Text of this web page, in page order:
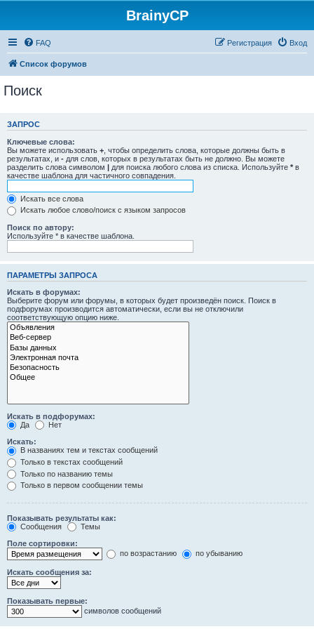
BrainyCP
FAQ Вход
Регистрация
Список форумов
Поиск
ЗАПРОС
Ключевые слова:
Вы можете использовать + , чтобы определить слова, которые должны быть в
результатах, и - для слов, которых в результатах быть не должно. Вы можете
разделить слова символом | для поиска любого слова из списка. Используйте * в
качестве шаблона для частичного совпадения.
Искать все слова
Искать любое слово/поиск с языком запросов
Поиск по автору:
Используйте * в качестве шаблона.
ПАРАМЕТРЫ ЗАПРОСА
Искать в форумах:
Выберите форум или форумы, в которых будет произведён поиск. Поиск в
подфорумах производится автоматически, если вы не отключили
соответствующую опцию ниже.
Искать в подфорумах:
Да
Нет
Искать:
В названиях тем и текстах сообщений
Только в текстах сообщений
Только по названию темы
Только в первом сообщении темы
Показывать результаты как:
Сообщения
Темы
Поле сортировки:
по возрастанию
по убыванию
Искать сообщения за:
Показывать первые:
символов сообщений